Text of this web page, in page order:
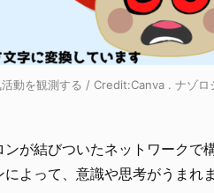
動を観測する / Credit:Canva . ナゾロ
が結びついたネットワークで
よって、意識や思考がうまれま